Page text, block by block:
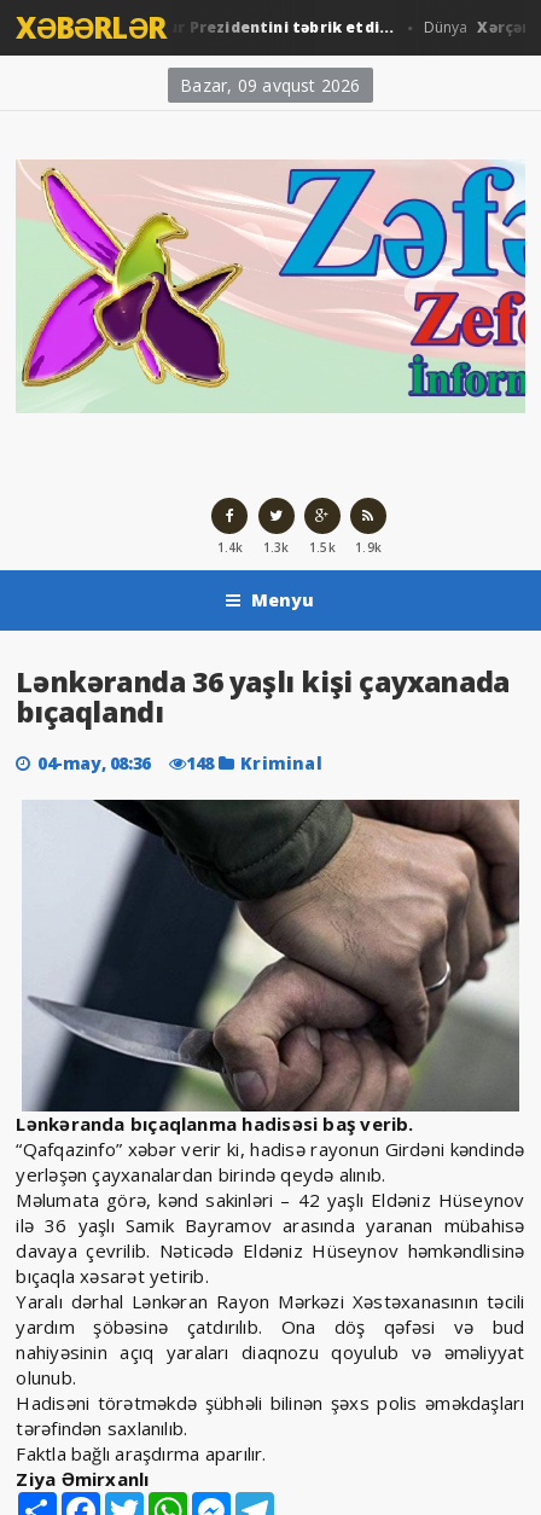
XƏBƏRLƏR
Əliyev Sinqapur Prezidentini təbrik etdi... Dünya Xərçəng
Bazar, 09 avqust 2026
1.4k 1.3k 1.5k 1.9k
Menyu
Lənkəranda 36 yaşlı kişi çayxanada
bıçaqlandı
04-may, 08:36 148 Kriminal
Lənkəranda bıçaqlanma hadisəsi baş verib.
“Qafqazinfo” xəbər verir ki, hadisə rayonun Girdəni kəndində
yerləşən çayxanalardan birində qeydə alınıb.
Məlumata görə, kənd sakinləri – 42 yaşlı Eldəniz Hüseynov
ilə 36 yaşlı Samik Bayramov arasında yaranan mübahisə
davaya çevrilib. Nəticədə Eldəniz Hüseynov həmkəndlisinə
bıçaqla xəsarət yetirib.
Yaralı dərhal Lənkəran Rayon Mərkəzi Xəstəxanasının təcili
yardım şöbəsinə çatdırılıb. Ona döş qəfəsi və bud
nahiyəsinin açıq yaraları diaqnozu qoyulub və əməliyyat
olunub.
Hadisəni törətməkdə şübhəli bilinən şəxs polis əməkdaşları
tərəfindən saxlanılıb.
Faktla bağlı araşdırma aparılır.
Ziya Əmirxanlı
ShareFacebookTwitterWhatsAppMessenger